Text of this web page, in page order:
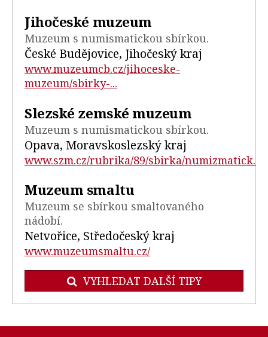
Jihočeské muzeum
Muzeum s numismatickou sbírkou.
České Budějovice, Jihočeský kraj
www.muzeumcb.cz/jihoceske-
muzeum/sbirky-...
Slezské zemské muzeum
Muzeum s numismatickou sbírkou.
Opava, Moravskoslezský kraj
www.szm.cz/rubrika/89/sbirka/numizmatick...
Muzeum smaltu
Muzeum se sbírkou smaltovaného
nádobí.
Netvořice, Středočeský kraj
www.muzeumsmaltu.cz/
VYHLEDAT DALŠÍ TIPY